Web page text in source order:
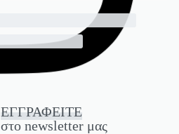
ΕΓΓΡΑΦΕΙΤΕ
στο newsletter μας